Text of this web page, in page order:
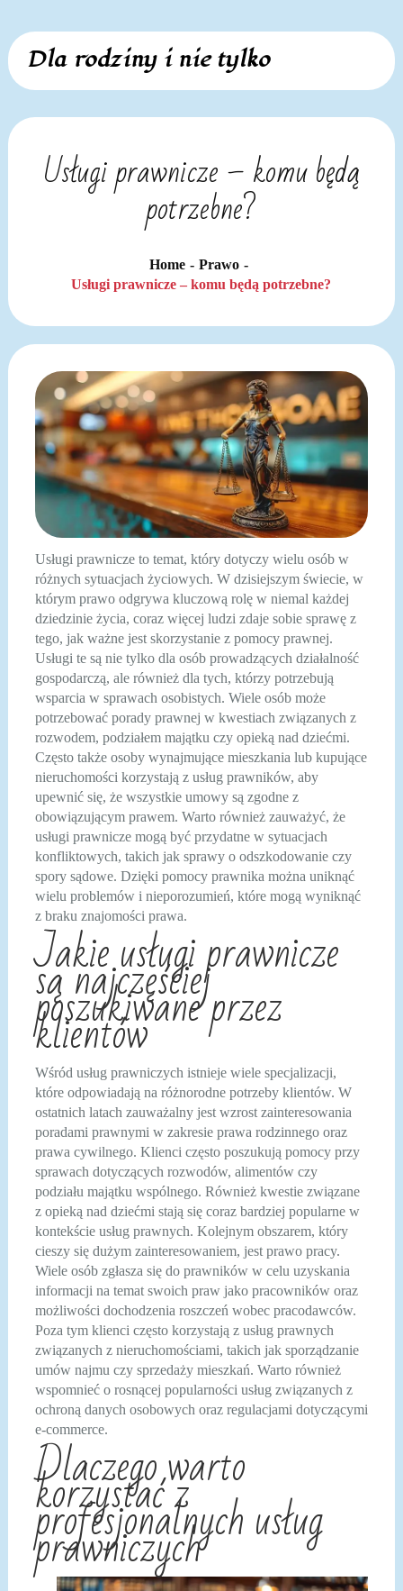
Skip
content
Dla rodziny i nie tylko
Usługi prawnicze – komu będą
potrzebne?
Home
Prawo
Usługi prawnicze – komu będą potrzebne?
Usługi prawnicze to temat, który dotyczy wielu osób w
różnych sytuacjach życiowych. W dzisiejszym świecie, w
którym prawo odgrywa kluczową rolę w niemal każdej
dziedzinie życia, coraz więcej ludzi zdaje sobie sprawę z
tego, jak ważne jest skorzystanie z pomocy prawnej.
Usługi te są nie tylko dla osób prowadzących działalność
gospodarczą, ale również dla tych, którzy potrzebują
wsparcia w sprawach osobistych. Wiele osób może
potrzebować porady prawnej w kwestiach związanych z
rozwodem, podziałem majątku czy opieką nad dziećmi.
Często także osoby wynajmujące mieszkania lub kupujące
nieruchomości korzystają z usług prawników, aby
upewnić się, że wszystkie umowy są zgodne z
obowiązującym prawem. Warto również zauważyć, że
usługi prawnicze mogą być przydatne w sytuacjach
konfliktowych, takich jak sprawy o odszkodowanie czy
spory sądowe. Dzięki pomocy prawnika można uniknąć
wielu problemów i nieporozumień, które mogą wyniknąć
z braku znajomości prawa.
Jakie usługi prawnicze
są najczęściej
poszukiwane przez
klientów
Wśród usług prawniczych istnieje wiele specjalizacji,
które odpowiadają na różnorodne potrzeby klientów. W
ostatnich latach zauważalny jest wzrost zainteresowania
poradami prawnymi w zakresie prawa rodzinnego oraz
prawa cywilnego. Klienci często poszukują pomocy przy
sprawach dotyczących rozwodów, alimentów czy
podziału majątku wspólnego. Również kwestie związane
z opieką nad dziećmi stają się coraz bardziej popularne w
kontekście usług prawnych. Kolejnym obszarem, który
cieszy się dużym zainteresowaniem, jest prawo pracy.
Wiele osób zgłasza się do prawników w celu uzyskania
informacji na temat swoich praw jako pracowników oraz
możliwości dochodzenia roszczeń wobec pracodawców.
Poza tym klienci często korzystają z usług prawnych
związanych z nieruchomościami, takich jak sporządzanie
umów najmu czy sprzedaży mieszkań. Warto również
wspomnieć o rosnącej popularności usług związanych z
ochroną danych osobowych oraz regulacjami dotyczącymi
e-commerce.
Dlaczego warto
korzystać z
profesjonalnych usług
prawniczych